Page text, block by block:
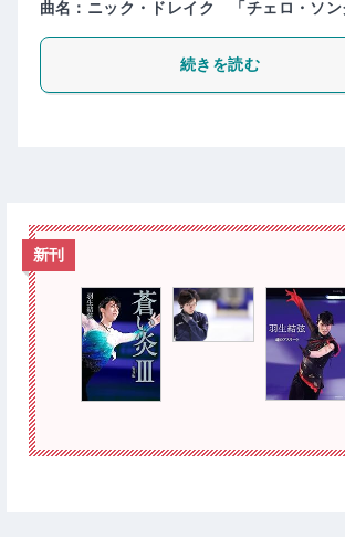
曲名：ニック・ドレイク 「チェロ・ソ
続きを読む
新刊